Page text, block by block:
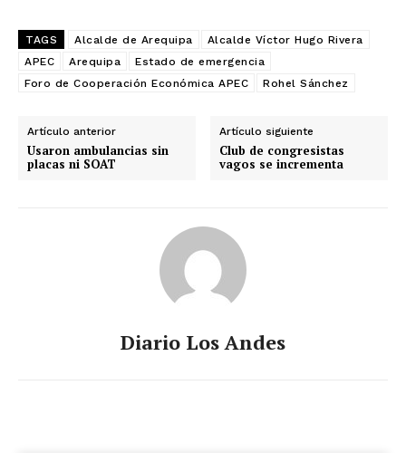
TAGS Alcalde de Arequipa
Alcalde Víctor Hugo Rivera
APEC
Arequipa
Estado de emergencia
Foro de Cooperación Económica APEC
Rohel Sánchez
Artículo anterior
Usaron ambulancias sin
placas ni SOAT
Artículo siguiente
Club de congresistas
vagos se incrementa
Diario Los Andes